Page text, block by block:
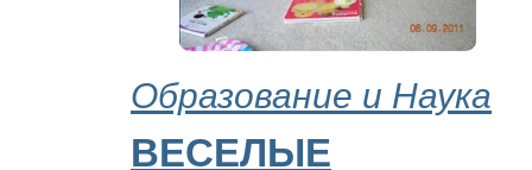
Образование и Наука
ВЕСЕЛЫЕ